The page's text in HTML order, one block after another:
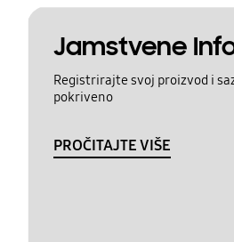
Jamstvene
Registrirajte svoj proizvod i
pokriveno
PROČITAJTE VIŠE